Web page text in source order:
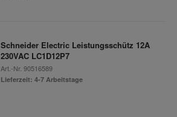
Schneider Electric Leistungsschütz 12A
230VAC LC1D12P7
Art.-Nr. 90516589
Lieferzeit: 4-7 Arbeitstage